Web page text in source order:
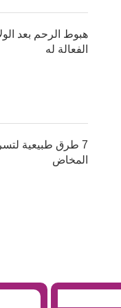
هبوط الرحم بعد
الفعالة له
7 طرق طبيعية
المخاض